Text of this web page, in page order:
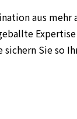
aus mehr
Sie so